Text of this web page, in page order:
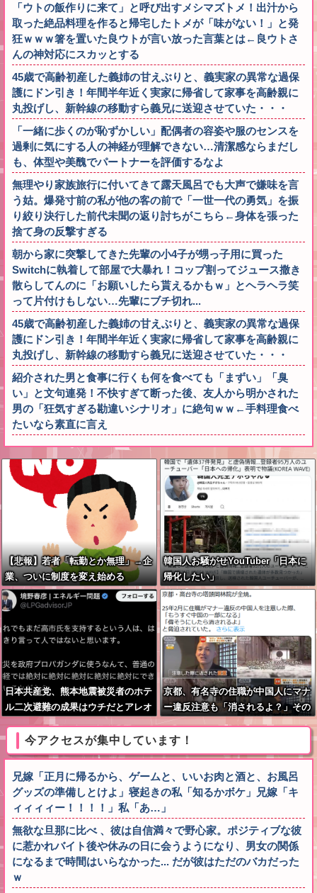
「ウトの飯作りに来て」と呼び出すメシマズトメ！出汁から
取った絶品料理を作ると帰宅したトメが「味がない！」と発
狂ｗｗｗ箸を置いた良ウトが言い放った言葉とは←良ウトさ
んの神対応にスカッとする
45歳で高齢初産した義姉の甘えぶりと、義実家の異常な過保
護にドン引き！年間半年近く実家に帰省して家事を高齢親に
丸投げし、新幹線の移動すら義兄に送迎させていた・・・
「一緒に歩くのが恥ずかしい」配偶者の容姿や服のセンスを
過剰に気にする人の神経が理解できない…清潔感ならまだし
も、体型や美醜でパートナーを評価するなよ
無理やり家族旅行に付いてきて露天風呂でも大声で嫌味を言
う姑。爆発寸前の私が他の客の前で「一世一代の勇気」を振
り絞り決行した前代未聞の返り討ちがこちら←身体を張った
捨て身の反撃すぎる
朝から家に突撃してきた先輩の小4子が甥っ子用に買った
Switchに執着して部屋で大暴れ！コップ割ってジュース撒き
散らしてんのに「お願いしたら貰えるかもｗ」とヘラヘラ笑
って片付けもしない…先輩にブチ切れ...
45歳で高齢初産した義姉の甘えぶりと、義実家の異常な過保
護にドン引き！年間半年近く実家に帰省して家事を高齢親に
丸投げし、新幹線の移動すら義兄に送迎させていた・・・
紹介された男と食事に行くも何を食べても「まずい」「臭
い」と文句連発！不快すぎて断った後、友人から明かされた
男の「狂気すぎる勘違いシナリオ」に絶句ｗｗ←手料理食べ
たいなら素直に言え
【悲報】若者「転勤とか無理」→企
業、ついに制度を変え始める
韓国人お騒がせYouTuber「日本に
帰化したい」
日本共産党、熊本地震被災者のホテ
ル二次避難の成果はウチだとアレオ
レ詐欺をはじめる
京都、有名寺の住職が中国人にマナ
ー違反注意も「消されるよ？」その
後なぜか本当に火災で全焼
今アクセスが集中しています！
兄嫁「正月に帰るから、ゲームと、いいお肉と酒と、お風呂
グッズの準備しとけよ」寝起きの私「知るかボケ」兄嫁「キ
ィィィィー！！！！」私「あ…」
無欲な旦那に比べ 、彼は自信満々で野心家。ポジティブな彼
に惹かれバイト後や休みの日に会うようになり、男女の関係
になるまで時間はいらなかった... だが彼はただのバカだった
ｗ